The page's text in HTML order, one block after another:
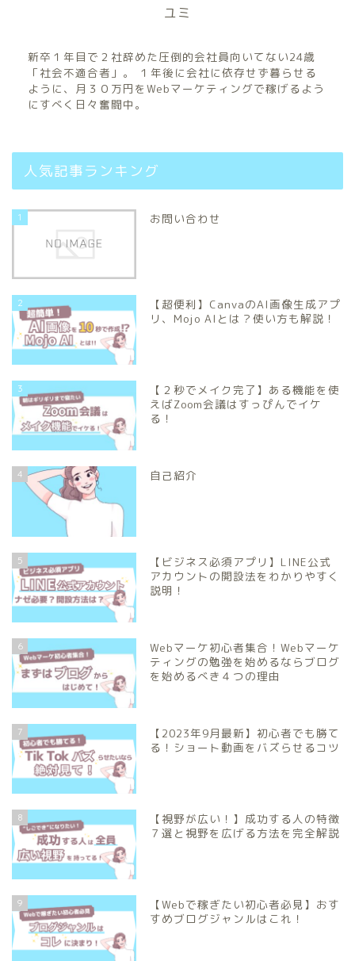
ユミ
新卒１年目で２社辞めた圧倒的会社員向いてない24歳
「社会不適合者」。 １年後に会社に依存せず暮らせる
ように、月３０万円をWebマーケティングで稼げるよう
にすべく日々奮闘中。
人気記事ランキング
1 お問い合わせ
2
【超便利】CanvaのAI画像生成アプ
リ、Mojo AIとは？使い方も解説！
3
【２秒でメイク完了】ある機能を使
えばZoom会議はすっぴんでイケ
る！
4 自己紹介
5
【ビジネス必須アプリ】LINE公式
アカウントの開設法をわかりやすく
説明！
6
Webマーケ初心者集合！Webマーケ
ティングの勉強を始めるならブログ
を始めるべき４つの理由
7
【2023年9月最新】初心者でも勝て
る！ショート動画をバズらせるコツ
8
【視野が広い！】成功する人の特徴
７選と視野を広げる方法を完全解説
9
【Webで稼ぎたい初心者必見】おす
すめブログジャンルはこれ！